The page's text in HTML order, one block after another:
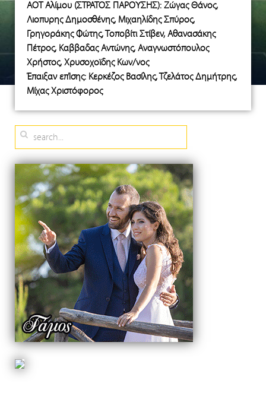
ΑΟΤ Αλίμου (ΣΤΡΑΤΟΣ ΠΑΡΟΥΣΗΣ): Ζώγας Θάνος,
Λιοπυρης Δημοσθένης, Μιχαηλίδης Σπύρος,
Γρηγοράκης Φώτης, Τοποβίτι Στίβεν, Αθανασάκης
Πέτρος, Καββαδας Αντώνης, Αναγνωστόπουλος
Χρήστος, Χρυσοχοϊδης Κων/νος
Έπαιξαν επΊσης: Κερκέζος Βασίλης, Τζελάτος Δημήτρης,
Μίχας Χριστόφορος